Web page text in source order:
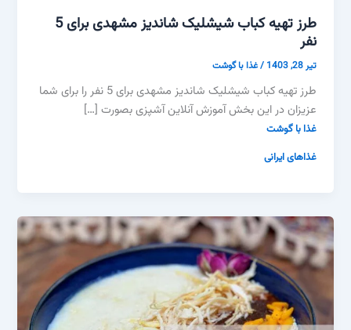
طرز تهیه کباب شیشلیک شاندیز مشهدی برای 5
نفر
تیر 28, 1403 /غذا با گوشت
طرز تهیه کباب شیشلیک شاندیز مشهدی برای 5 نفر را برای شما
عزیزان در این بخش آموزش آنلاین آشپزی بصورت […]
غذا با گوشت
غذاهای ایرانی